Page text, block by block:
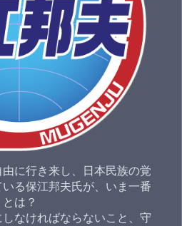
由に行き来し、日本民族の覚
る保江邦夫氏が、いま一番
は？
なければならないこと、守